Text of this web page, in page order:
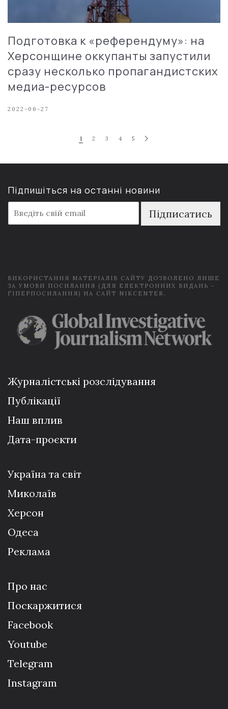
Подготовка к «референдуму»: на
Херсонщине оккупанты запустили
сразу несколько пропагандистских
медиа-ресурсов
2022-06-27
1 2 3 4 5
Підпишіться на останні новини
m
a
Підписатись
ВИКОРИСТАННЯ МАТЕРІАЛІВ САЙТУ ДОЗВОЛЕНО ЛИШЕ
ЗА УМОВИ ПОСИЛАННЯ (ДЛЯ ЕЛЕКТРОННИХ ВИДАНЬ -
ГІПЕРПОСИЛАННЯ) НА САЙТ NIKCENTER.
Журналістські розслідування
Публікації
Наш вплив
Дата-проєкти
Україна та світ
Миколаїв
Херсон
Одеса
Реклама
Про нас
Поскаржитися
Facebook
Youtube
Telegram
Instagram